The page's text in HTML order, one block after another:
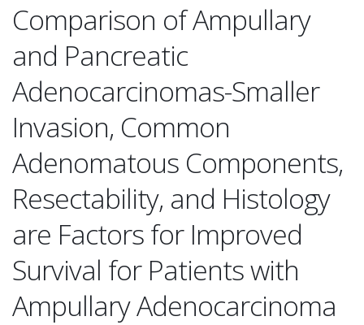
Comparison of Ampullary
and Pancreatic
Adenocarcinomas-Smaller
Invasion, Common
Adenomatous Components,
Resectability, and Histology
are Factors for Improved
Survival for Patients with
Ampullary Adenocarcinoma